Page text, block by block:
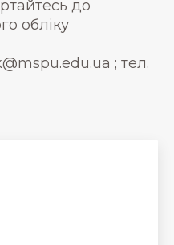
до
обліку
; тел.